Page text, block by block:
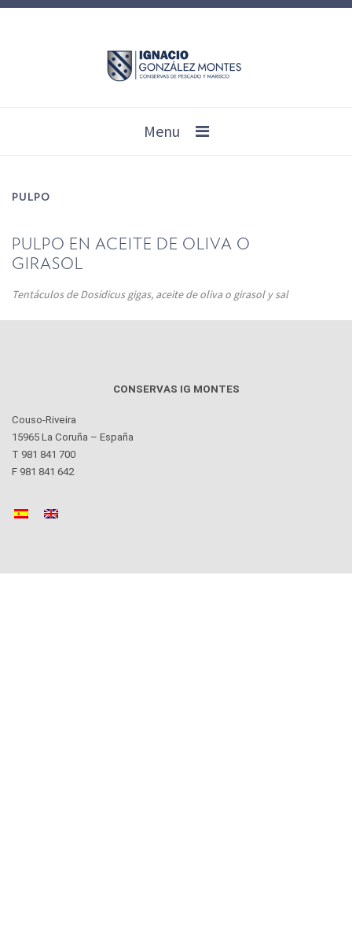
Menu
PULPO
PULPO EN ACEITE DE OLIVA O
GIRASOL
Tentáculos de Dosidicus gigas, aceite de oliva o girasol y sal
CONSERVAS IG MONTES
Couso-Riveira
15965 La Coruña – España
T 981 841 700
F 981 841 642